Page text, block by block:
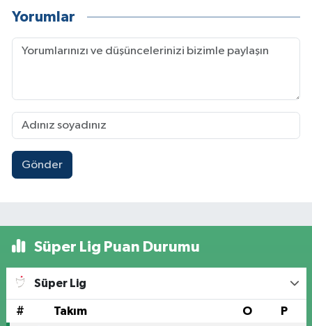
Yorumlar
Gönder
Süper Lig Puan Durumu
Süper Lig
# Takım O P